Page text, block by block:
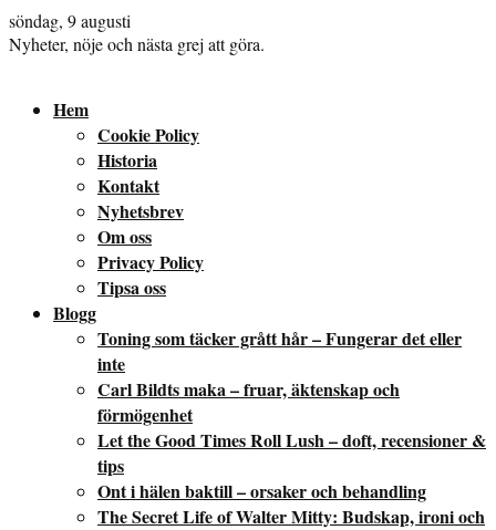
söndag, 9 augusti
Nyheter, nöje och nästa grej att göra.
Hem
Cookie Policy
Historia
Kontakt
Nyhetsbrev
Om oss
Privacy Policy
Tipsa oss
Blogg
Toning som täcker grått hår – Fungerar det eller
inte
Carl Bildts maka – fruar, äktenskap och
förmögenhet
Let the Good Times Roll Lush – doft, recensioner &
tips
Ont i hälen baktill – orsaker och behandling
The Secret Life of Walter Mitty: Budskap, ironi och